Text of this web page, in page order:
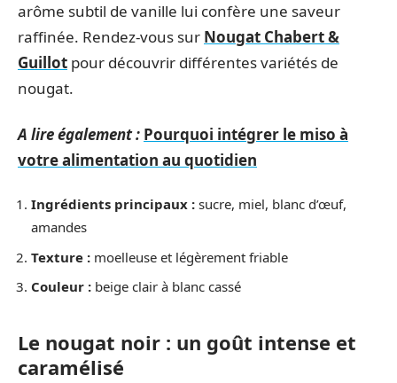
arôme subtil de vanille lui confère une saveur
raffinée. Rendez-vous sur Nougat Chabert &
Guillot pour découvrir différentes variétés de
nougat.
A lire également : Pourquoi intégrer le miso à
votre alimentation au quotidien
Ingrédients principaux : sucre, miel, blanc d’œuf,
amandes
Texture : moelleuse et légèrement friable
Couleur : beige clair à blanc cassé
Le nougat noir : un goût intense et
caramélisé